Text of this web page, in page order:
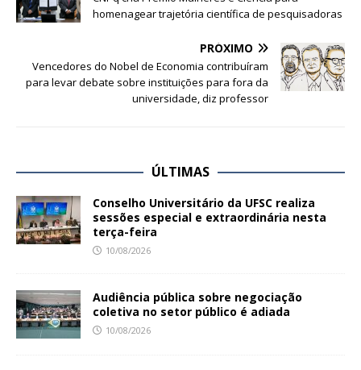
homenagear trajetória científica de pesquisadoras
PRÓXIMO
Vencedores do Nobel de Economia contribuíram
para levar debate sobre instituições para fora da
universidade, diz professor
ÚLTIMAS
Conselho Universitário da UFSC realiza
sessões especial e extraordinária nesta
terça-feira
10/08/2026
Audiência pública sobre negociação
coletiva no setor público é adiada
10/08/2026